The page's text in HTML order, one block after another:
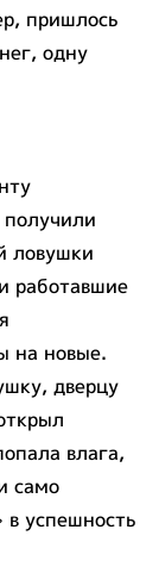
пришлось
одну
ловушки
работавшие
на новые.
дверцу
влага,
само
успешность